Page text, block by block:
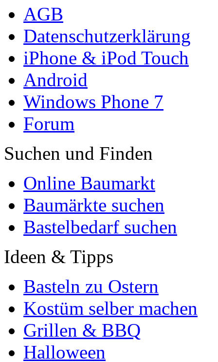
AGB
Datenschutzerklärung
iPhone & iPod Touch
Android
Windows Phone 7
Forum
Suchen und Finden
Online Baumarkt
Baumärkte suchen
Bastelbedarf suchen
Ideen & Tipps
Basteln zu Ostern
Kostüm selber machen
Grillen & BBQ
Halloween